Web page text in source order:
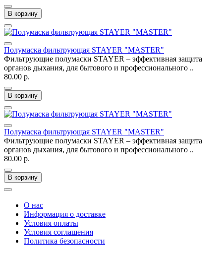
В корзину
Полумаска фильтрующая STAYER "MASTER"
Фильтрующие полумаски STAYER – эффективная защита
органов дыхания, для бытового и профессионального ..
80.00 р.
В корзину
Полумаска фильтрующая STAYER "MASTER"
Фильтрующие полумаски STAYER – эффективная защита
органов дыхания, для бытового и профессионального ..
80.00 р.
В корзину
О нас
Информация о доставке
Условия оплаты
Условия соглашения
Политика безопасности